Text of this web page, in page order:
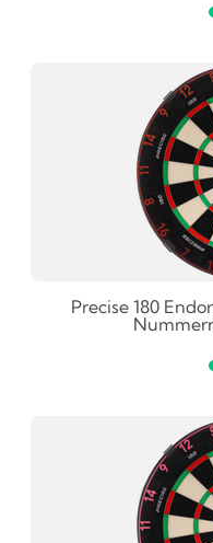
Precise 180